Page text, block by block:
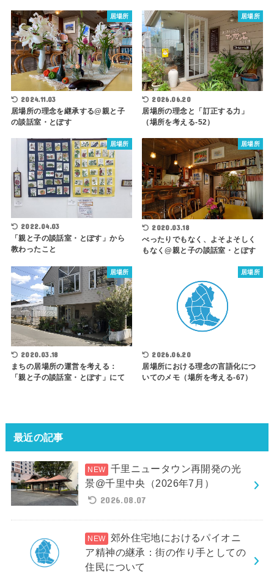
居場所
2024.11.03
居場所の理念を継承する@親と子
の談話室・とぽす
居場所
2026.06.20
居場所の理念と「訂正する力」
（場所を考える-52）
居場所
2022.04.03
「親と子の談話室・とぽす」から
教わったこと
居場所
2020.03.18
べったりでもなく、よそよそしく
もなく@親と子の談話室・とぽす
居場所
2020.03.18
まちの居場所の運営を考える：
「親と子の談話室・とぽす」にて
居場所
2026.06.20
居場所における理念の言語化につ
いてのメモ（場所を考える-67）
最近の記事
千里ニュータウン再開発の光
景@千里中央（2026年7月）
2026.08.07
郊外住宅地におけるパイオニ
ア精神の継承：街の作り手としての
住民について